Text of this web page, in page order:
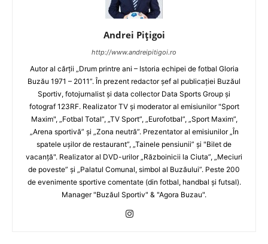
Andrei Pițigoi
http://www.andreipitigoi.ro
Autor al cărţii „Drum printre ani – Istoria echipei de fotbal Gloria
Buzău 1971 – 2011”. În prezent redactor şef al publicaţiei Buzăul
Sportiv, fotojurnalist şi data collector Data Sports Group şi
fotograf 123RF. Realizator TV şi moderator al emisiunilor "Sport
Maxim", „Fotbal Total”, „TV Sport”, „Eurofotbal”, „Sport Maxim”,
„Arena sportivă” şi „Zona neutră”. Prezentator al emisiunilor „În
spatele uşilor de restaurant”, „Tainele pensiunii” şi "Bilet de
vacanţă". Realizator al DVD-urilor „Războinicii la Ciuta”, „Meciuri
de poveste” şi „Palatul Comunal, simbol al Buzăului”. Peste 200
de evenimente sportive comentate (din fotbal, handbal şi futsal).
Manager "Buzăul Sportiv" & "Agora Buzau".